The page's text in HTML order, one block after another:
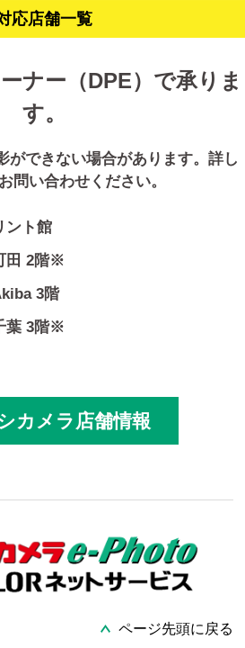
応店舗一覧
ナー（DPE）で承りま
す。
ができない場合があります。詳し
問い合わせください。
ント館
田 2階※
3階
葉 3階※
カメラ店舗情報
ページ先頭に戻る